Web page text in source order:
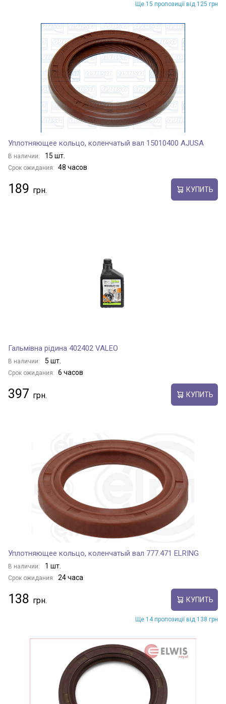
Ще 15 пропозиції від 125 грн
Уплотняющее кольцо, коленчатый вал 15010400 AJUSA
В наличии: 15 шт.
Срок ожидания: 48 часов
189 КУПИТЬ
Гальмівна рідина 402402 VALEO
В наличии: 5 шт.
Срок ожидания: 6 часов
397 КУПИТЬ
Уплотняющее кольцо, коленчатый вал 777.471 ELRING
В наличии: 1 шт.
Срок ожидания: 24 часа
138 КУПИТЬ
Ще 14 пропозиції від 138 грн